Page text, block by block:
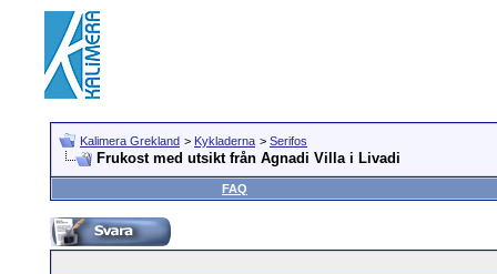
Kalimera Grekland > Kykladerna > Serifos
Frukost med utsikt från Agnadi Villa i Livadi
FAQ